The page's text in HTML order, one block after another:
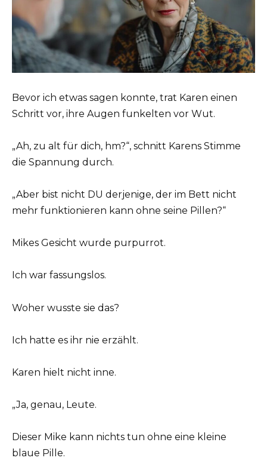
Bevor ich etwas sagen konnte, trat Karen einen
Schritt vor, ihre Augen funkelten vor Wut.
„Ah, zu alt für dich, hm?“, schnitt Karens Stimme
die Spannung durch.
„Aber bist nicht DU derjenige, der im Bett nicht
mehr funktionieren kann ohne seine Pillen?“
Mikes Gesicht wurde purpurrot.
Ich war fassungslos.
Woher wusste sie das?
Ich hatte es ihr nie erzählt.
Karen hielt nicht inne.
„Ja, genau, Leute.
Dieser Mike kann nichts tun ohne eine kleine
blaue Pille.